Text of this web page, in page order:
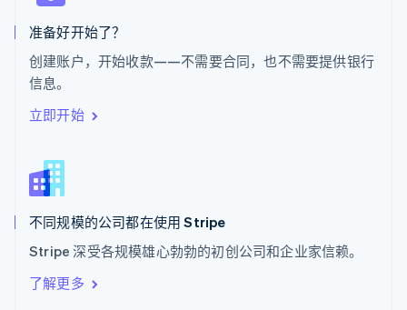
准备好开始了？
创建账户，开始收款——不需要合同，也不需要提供银行
信息。
立即开始
不同规模的公司都在使用 Stripe
Stripe 深受各规模雄心勃勃的初创公司和企业家信赖。
了解更多
泰国
ไทยEnglish
English
西班牙
Español
新加坡
新西兰
English
匈牙利
English
ItalianoEnglish
印度
English